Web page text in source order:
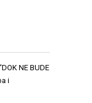
NE BUDE
i